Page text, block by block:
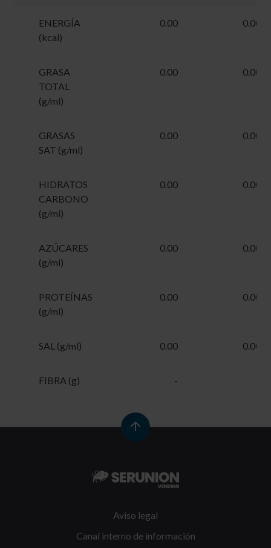
ENERGÍA
(kcal)
0.00 0.00
GRASA
TOTAL
(g/ml)
0.00 0.00
GRASAS
SAT (g/ml)
0.00 0.00
HIDRATOS
CARBONO
(g/ml)
0.00 0.00
AZÚCARES
(g/ml)
0.00 0.00
PROTEÍNAS
(g/ml)
0.00 0.00
SAL (g/ml) 0.00 0.00
FIBRA (g) -
Aviso legal
Canal interno de información